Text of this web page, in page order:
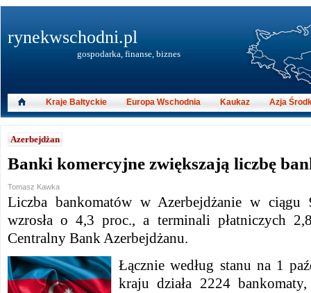
Azerbejdżan
Banki komercyjne zwiększają liczbę
Tomasz Kawka
Liczba bankomatów w Azerbejdżanie w
wzrosła o 4,3 proc., a terminali płatniczych
Centralny Bank Azerbejdżanu.
Łącznie według stanu na 1
kraju działa 2224
rynekwschodni.pl
gospodarka, finanse, biznes
Kraje Bałtyckie Europa Wschodnia Kaukaz Azja